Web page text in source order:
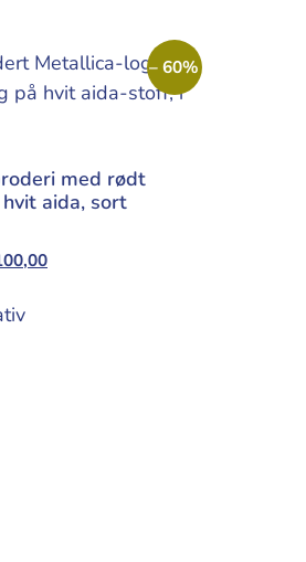
– 60%
med rødt
aida, sort